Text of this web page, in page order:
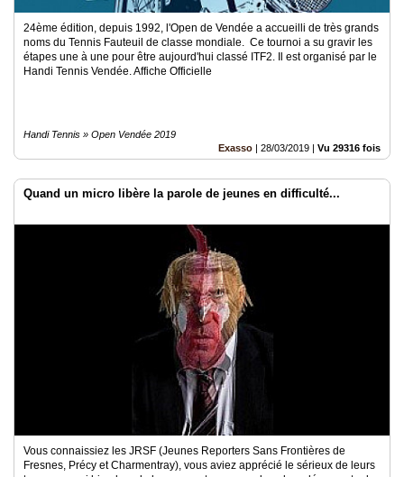
24ème édition, depuis 1992, l'Open de Vendée a accueilli de très grands
noms du Tennis Fauteuil de classe mondiale. Ce tournoi a su gravir les
étapes une à une pour être aujourd'hui classé ITF2. Il est organisé par le
Handi Tennis Vendée. Affiche Officielle
Handi Tennis » Open Vendée 2019
Exasso | 28/03/2019 | Vu 29316 fois
Quand un micro libère la parole de jeunes en difficulté...
Vous connaissiez les JRSF (Jeunes Reporters Sans Frontières de
Fresnes, Précy et Charmentray), vous aviez apprécié le sérieux de leurs